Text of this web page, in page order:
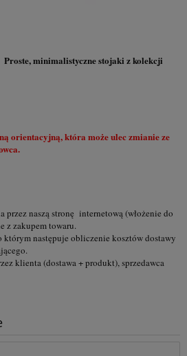
stojaki z kolekcji
orientacyjną, która może ulec zmianie ze
przez naszą stronę internetową (włożenie do
z zakupem towaru.
którym następuje obliczenie kosztów dostawy
klienta (dostawa + produkt), sprzedawca
produktem w ilościach
podać potrzebną ilość (potrzebne
że zostałam/em
administratorem danych jest PW Art-